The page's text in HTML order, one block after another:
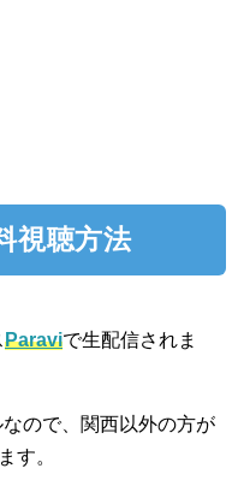
視聴方法
Paraviで生配信されま
ので、関西以外の方が
す。